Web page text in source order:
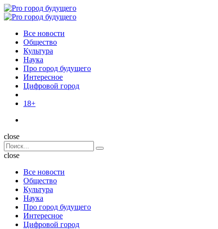
Menu
Поиск
Menu
Pro
Все новости
Общество
Культура
Наука
Про город будущего
Интересное
Цифровой город
18+
Поиск
close
Search
for:
Поиск
close
Все новости
Общество
Культура
Наука
Про город будущего
Интересное
Цифровой город